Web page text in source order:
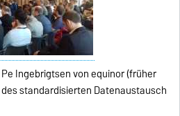
Ingebrigtsen von equinor (früher
standardisierten Datenaustausch